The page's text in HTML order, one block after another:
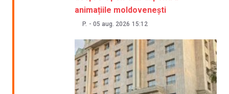
animațiile moldovenești
P. - 05 aug. 2026 15:12